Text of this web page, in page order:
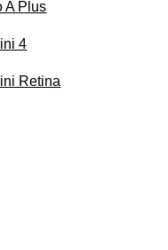
A Plus
4
Retina